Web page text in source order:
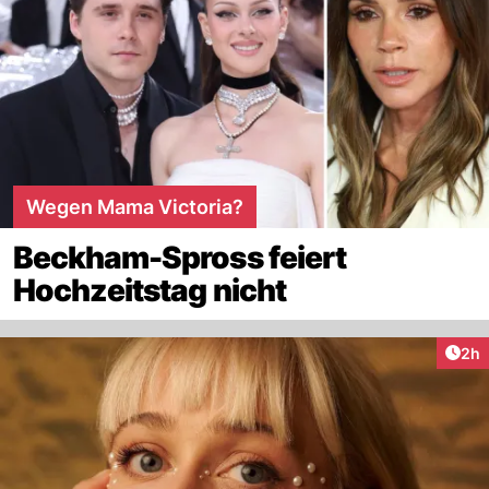
Wegen Mama Victoria?
Beckham-Spross feiert
Hochzeitstag nicht
2h